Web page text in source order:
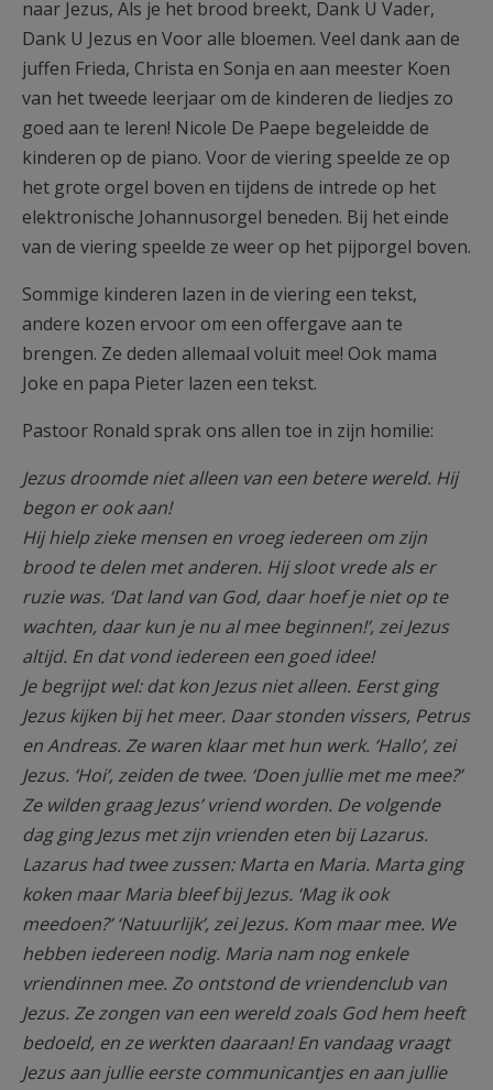
naar Jezus, Als je het brood breekt, Dank U Vader,
Dank U Jezus en Voor alle bloemen. Veel dank aan de
juffen Frieda, Christa en Sonja en aan meester Koen
van het tweede leerjaar om de kinderen de liedjes zo
goed aan te leren! Nicole De Paepe begeleidde de
kinderen op de piano. Voor de viering speelde ze op
het grote orgel boven en tijdens de intrede op het
elektronische Johannusorgel beneden. Bij het einde
van de viering speelde ze weer op het pijporgel boven.
Sommige kinderen lazen in de viering een tekst,
andere kozen ervoor om een offergave aan te
brengen. Ze deden allemaal voluit mee! Ook mama
Joke en papa Pieter lazen een tekst.
Pastoor Ronald sprak ons allen toe in zijn homilie:
Jezus droomde niet alleen van een betere wereld. Hij
begon er ook aan!
Hij hielp zieke mensen en vroeg iedereen om zijn
brood te delen met anderen. Hij sloot vrede als er
ruzie was. ‘Dat land van God, daar hoef je niet op te
wachten, daar kun je nu al mee beginnen!’, zei Jezus
altijd. En dat vond iedereen een goed idee!
Je begrijpt wel: dat kon Jezus niet alleen. Eerst ging
Jezus kijken bij het meer. Daar stonden vissers, Petrus
en Andreas. Ze waren klaar met hun werk. ‘Hallo’, zei
Jezus. ‘Hoi’, zeiden de twee. ‘Doen jullie met me mee?’
Ze wilden graag Jezus’ vriend worden. De volgende
dag ging Jezus met zijn vrienden eten bij Lazarus.
Lazarus had twee zussen: Marta en Maria. Marta ging
koken maar Maria bleef bij Jezus. ‘Mag ik ook
meedoen?’ ‘Natuurlijk’, zei Jezus. Kom maar mee. We
hebben iedereen nodig. Maria nam nog enkele
vriendinnen mee. Zo ontstond de vriendenclub van
Jezus. Ze zongen van een wereld zoals God hem heeft
bedoeld, en ze werkten daaraan! En vandaag vraagt
Jezus aan jullie eerste communicantjes en aan jullie